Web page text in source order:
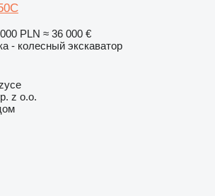
PLN ≈ 36 000 €
- колесный экскаватор
z o.o.